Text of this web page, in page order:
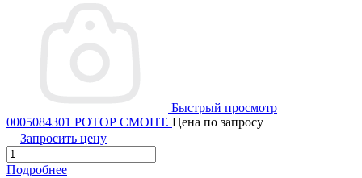
Быстрый просмотр
0005084301 РОТОР СМОНТ. Цена по запросу
Запросить цену
Подробнее